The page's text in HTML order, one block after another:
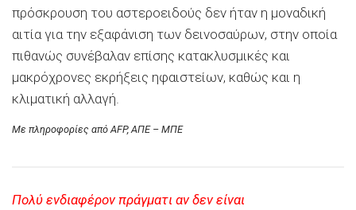
πρόσκρουση του αστεροειδούς δεν ήταν η μοναδική
αιτία για την εξαφάνιση των δεινοσαύρων, στην οποία
πιθανώς συνέβαλαν επίσης κατακλυσμικές και
μακρόχρονες εκρήξεις ηφαιστείων, καθώς και η
κλιματική αλλαγή.
Με πληροφορίες από AFP, ΑΠΕ – ΜΠΕ
Πολύ ενδιαφέρον πράγματι αν δεν είναι